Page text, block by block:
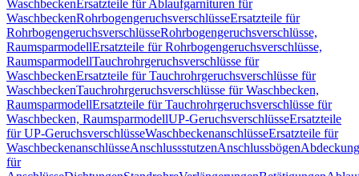
WaschbeckenErsatzteile für Ablaufgarnituren für
WaschbeckenRohrbogengeruchsverschlüsseErsatzteile für
RohrbogengeruchsverschlüsseRohrbogengeruchsverschlüsse,
RaumsparmodellErsatzteile für Rohrbogengeruchsverschlüsse,
RaumsparmodellTauchrohrgeruchsverschlüsse für
WaschbeckenErsatzteile für Tauchrohrgeruchsverschlüsse für
WaschbeckenTauchrohrgeruchsverschlüsse für Waschbecken,
RaumsparmodellErsatzteile für Tauchrohrgeruchsverschlüsse für
Waschbecken, RaumsparmodellUP-GeruchsverschlüsseErsatzteile
für UP-GeruchsverschlüsseWaschbeckenanschlüsseErsatzteile für
WaschbeckenanschlüsseAnschlussstutzenAnschlussbögen
für